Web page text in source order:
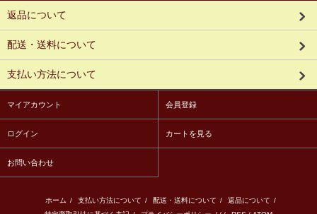
返品について
配送・送料について
支払い方法について
マイアカウント 会員登録
ログイン カートを見る
お問い合わせ
ホーム / 支払い方法について / 配送・送料について / 返品について /